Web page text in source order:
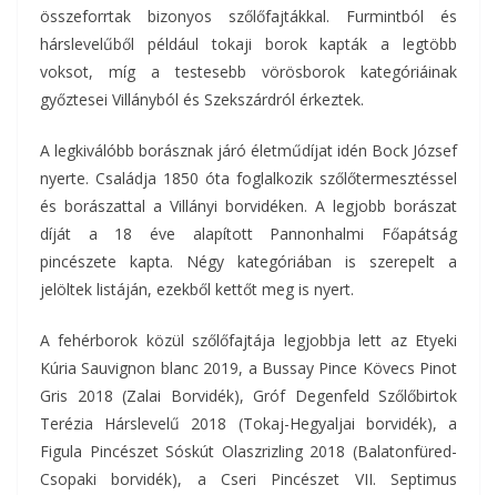
összeforrtak bizonyos szőlőfajtákkal. Furmintból és
hárslevelűből például tokaji borok kapták a legtöbb
voksot, míg a testesebb vörösborok kategóriáinak
győztesei Villányból és Szekszárdról érkeztek.
A legkiválóbb borásznak járó életműdíjat idén Bock József
nyerte. Családja 1850 óta foglalkozik szőlőtermesztéssel
és borászattal a Villányi borvidéken. A legjobb borászat
díját a 18 éve alapított Pannonhalmi Főapátság
pincészete kapta. Négy kategóriában is szerepelt a
jelöltek listáján, ezekből kettőt meg is nyert.
A fehérborok közül szőlőfajtája legjobbja lett az Etyeki
Kúria Sauvignon blanc 2019, a Bussay Pince Kövecs Pinot
Gris 2018 (Zalai Borvidék), Gróf Degenfeld Szőlőbirtok
Terézia Hárslevelű 2018 (Tokaj-Hegyaljai borvidék), a
Figula Pincészet Sóskút Olaszrizling 2018 (Balatonfüred-
Csopaki borvidék), a Cseri Pincészet VII. Septimus